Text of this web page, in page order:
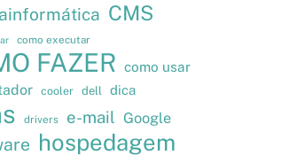
CMS
como executar
FAZER como usar
cooler dell dica
drivers e-mail Google
hospedagem